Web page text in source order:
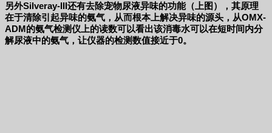
另外Silveray-III还有去除宠物尿液异味的功能（上图），其原理
在于清除引起异味的氨气，从而根本上解决异味的源头，从OMX-
ADM的氨气检测仪上的读数可以看出该消毒水可以在短时间内分
解尿液中的氨气，让仪器的检测数值接近于0。